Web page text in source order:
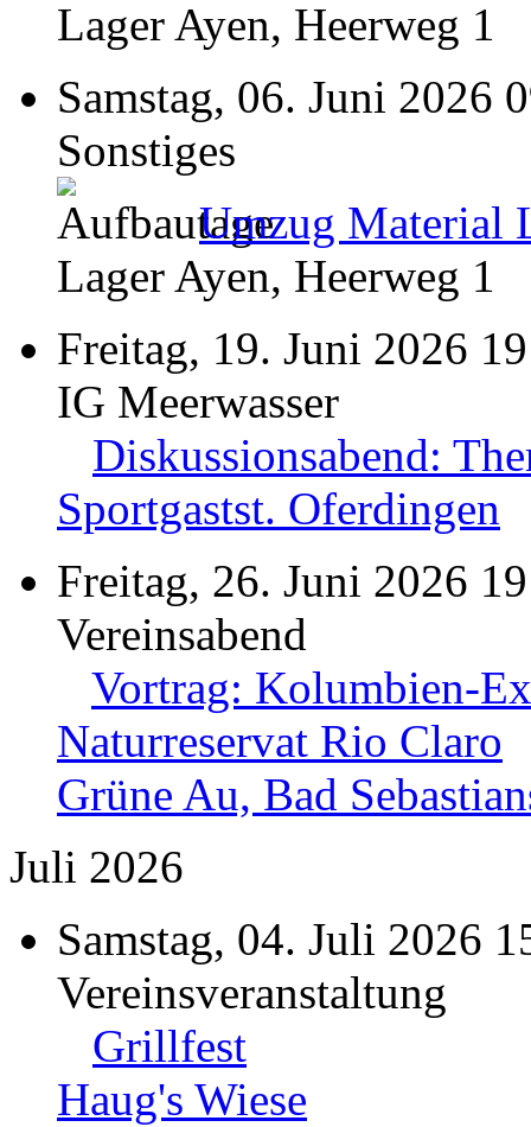
Lager Ayen, Heerweg 1
Samstag, 06. Juni 2026
Sonstiges
Umzug Material
Lager Ayen, Heerweg 1
Freitag, 19. Juni 2026
IG Meerwasser
Diskussionsabend:
Sportgastst. Oferdingen
Freitag, 26. Juni 2026
Vereinsabend
Vortrag: Kolumbien-
Naturreservat Rio Claro
Grüne Au, Bad
Juli 2026
Samstag, 04. Juli 2026
Vereinsveranstaltung
Grillfest
Haug's Wiese